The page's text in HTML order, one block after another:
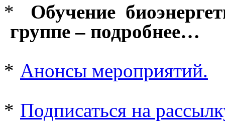
*
Обучение
группе – подробнее…
* Анонсы мероприятий.
* Подписаться на